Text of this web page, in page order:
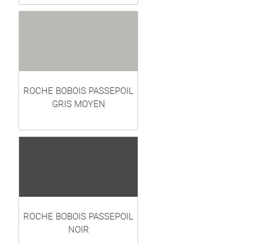
ROCHE BOBOIS PASSEPOIL
GRIS MOYEN
ROCHE BOBOIS PASSEPOIL
NOIR